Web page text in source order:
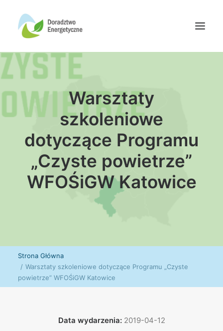
Oferta doradców
Aktualności
Wydarzenia
Oferta finansowania
Wiedza
Kontakt
Warsztaty
szkoleniowe
dotyczące Programu
„Czyste powietrze”
WFOŚiGW Katowice
Strona Główna
Warsztaty szkoleniowe dotyczące Programu „Czyste
powietrze” WFOŚiGW Katowice
Data wydarzenia:2019-04-12